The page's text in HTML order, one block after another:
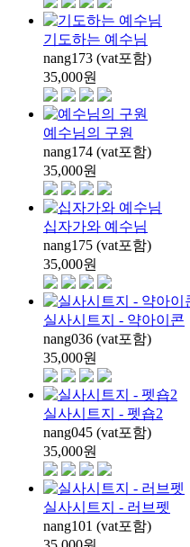
기도하는 예수님
nang173 (vat포함)
35,000원
예수님의 구원
nang174 (vat포함)
35,000원
십자가와 예수님
nang175 (vat포함)
35,000원
실사시트지 - 약아이콘
nang036 (vat포함)
35,000원
실사시트지 - 펫숍2
nang045 (vat포함)
35,000원
실사시트지 - 러브펫
nang101 (vat포함)